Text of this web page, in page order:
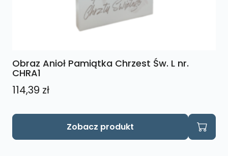
Obraz Anioł Pamiątka Chrzest Św. L nr.
CHRA1
114,39 zł
Zobacz produkt